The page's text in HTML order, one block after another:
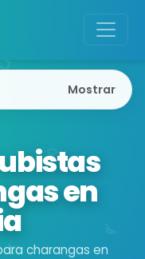
en
charangas en
Mostrar